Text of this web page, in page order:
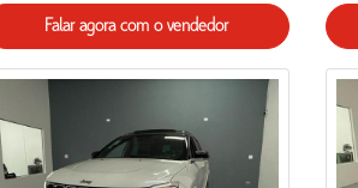
Falar agora com o vendedor